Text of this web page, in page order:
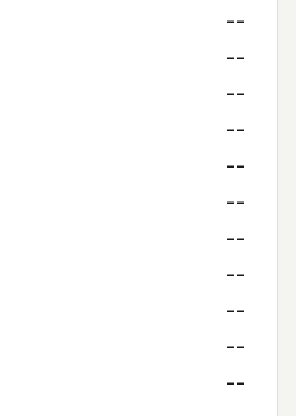
--
--
--
--
--
--
--
--
--
--
--